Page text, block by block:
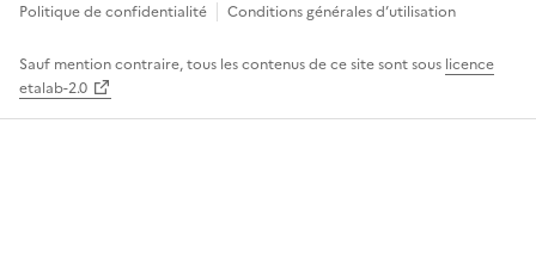
Politique de confidentialité
Conditions générales d’utilisation
Sauf mention contraire, tous les contenus de ce site sont sous licence
etalab-2.0